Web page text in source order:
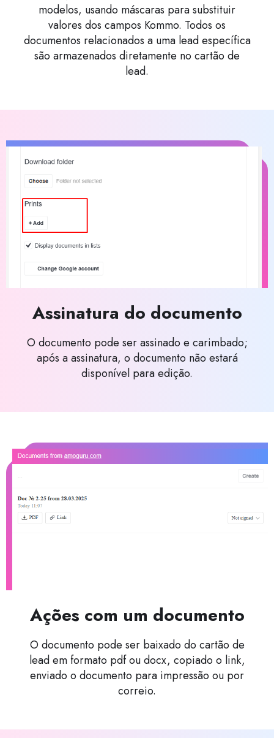
modelos, usando máscaras para substituir
valores dos campos Kommo. Todos os
documentos relacionados a uma lead específica
são armazenados diretamente no cartão de
lead.
Assinatura do documento
O documento pode ser assinado e carimbado;
após a assinatura, o documento não estará
disponível para edição.
Ações com um documento
O documento pode ser baixado do cartão de
lead em formato pdf ou docx, copiado o link,
enviado o documento para impressão ou por
correio.